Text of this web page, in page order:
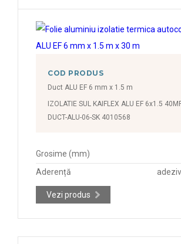
COD PRODUS
Duct ALU EF 6 mm x 1.5 m
IZOLATIE SUL KAIFLEX ALU EF 6x1.5
DUCT-ALU-06-SK 4010568
Grosime (mm)
Aderență
Vezi produs